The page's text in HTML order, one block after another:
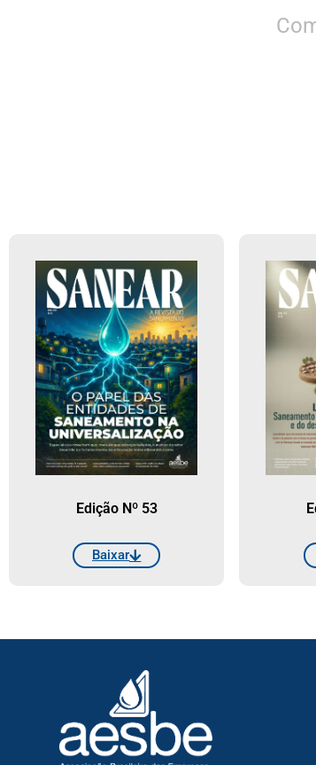
Edição Nº 53
Baixar